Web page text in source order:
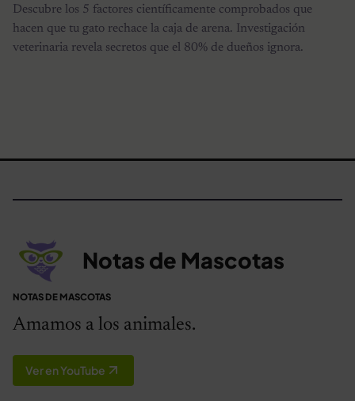
Descubre los 5 factores científicamente comprobados que
hacen que tu gato rechace la caja de arena. Investigación
veterinaria revela secretos que el 80% de dueños ignora.
Notas de Mascotas
NOTAS DE MASCOTAS
Amamos a los animales.
Ver en YouTube